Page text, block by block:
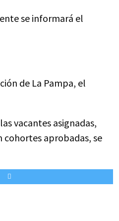
se informará el
de La Pampa, el
vacantes asignadas,
cohortes aprobadas, se